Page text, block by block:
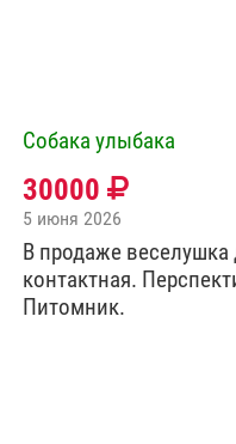
Собака улыбака
30000
5 июня 2026
В продаже веселушка
контактная.
Питомник.